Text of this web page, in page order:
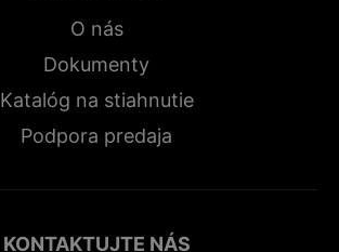
O nás
Dokumenty
Katalóg na stiahnutie
Podpora predaja
KONTAKTUJTE NÁS